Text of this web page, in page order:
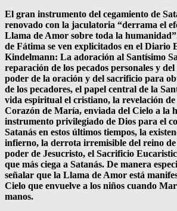
El gran instrumento del cegamiento de
renovado con la jaculatoria “derrama el
Llama de Amor sobre toda la
de Fátima se ven explicitados en el Diario
Kindelmann: La adoración al Santísimo
reparación de los pecados personales y
poder de la oración y del sacrificio para
de los pecadores, el papel central de la
vida espiritual el cristiano, la revelación
Corazón de María, enviada del Cielo a la
instrumento privilegiado de Dios para el
Satanás en estos últimos tiempos, la
infierno, la derrota irremisible del reino de
poder de Jesucristo, el Sacrificio
que más ciega a Satanás. De manera
señalar que la Llama de Amor está
Cielo que envuelve a los niños cuando
manos.